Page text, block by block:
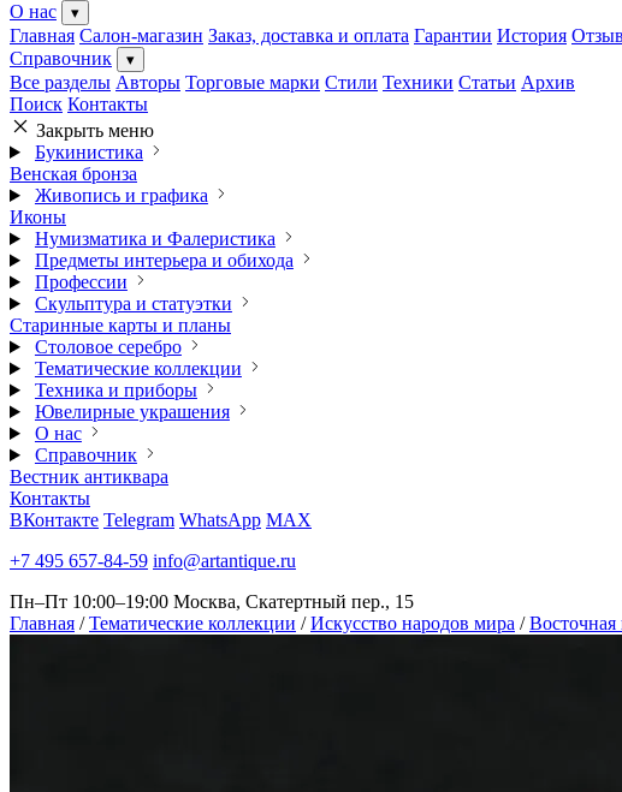
О нас
▾
Главная Салон-магазин Заказ, доставка и оплата Гарантии История
Справочник
▾
Все разделы Авторы Торговые марки Стили Техники Статьи Архив
Поиск Контакты
Закрыть меню
Букинистика
Венская бронза
Живопись и графика
Иконы
Нумизматика и Фалеристика
Предметы интерьера и обихода
Профессии
Скульптура и статуэтки
Старинные карты и планы
Столовое серебро
Тематические коллекции
Техника и приборы
Ювелирные украшения
О нас
Справочник
Вестник антиквара
Контакты
ВКонтакте Telegram WhatsApp MAX
+7 495 657-84-59 info@artantique.ru
Пн–Пт 10:00–19:00 Москва, Скатертный пер., 15
Главная / Тематические коллекции / Искусство народов мира / Восточная